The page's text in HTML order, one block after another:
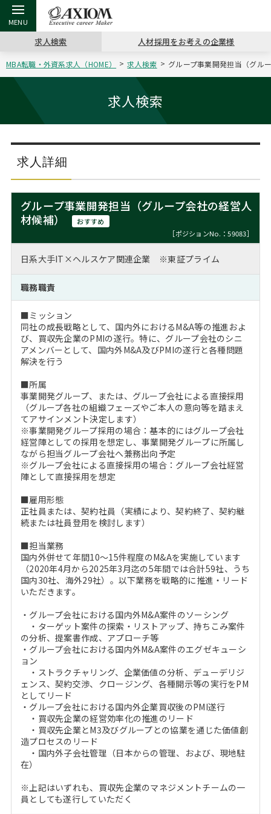
戻る
アクシアムの特長
戻る
コンサ
サービス案内
戻る
キャリ
コンサルタントの紹介
戻る
キャリア支援 TOP
キャリアデザイン講座
（最新求人市場動向）
戻る
MBAの
ステージ別アドバイス
MBAの転職事例
MBA留学生数の推移
戻る
日本か
インターン受入企業一覧
MBAを生かす求人特集
年齢と年収の相関図
戻る
転職ツール TOP
英文レジュメの書き方
戻る
パワー
職務経歴書の書き方
よくある面接Q&A集
戻る
転職コラム TOP
“展”職相談室
転職市場の明日をよめ
転職成功への4つの鍵
注目企業インタビュー
戻る
イベント・セミナー TOP
ジョブフェア
キャリアデザインセミナー
キャリアフォーラム
Career Talk Live
戻る
会社概要 TOP
沿革
主なクライアント
採用情報
ニュースリリース
求人検索 人材採用をお考えの企業様
MBA転職・外資系求人（HOME） 求人検索 グループ事業開発担当（グ
求人検索
求人詳細
グループ事業開発担当（グループ会社の経営人
材候補）
おすすめ
［ポジションNo.：59083］
日系大手IT×ヘルスケア関連企業 ※東証プライム
職務職責
■ミッション
同社の成長戦略として、国内外におけるM&A等の推進およ
び、買収先企業のPMIの遂行。特に、グループ会社のシニ
アメンバーとして、国内外M&A及びPMIの遂行と各種問題
解決を行う
■所属
事業開発グループ、または、グループ会社による直接採用
（グループ各社の組織フェーズやご本人の意向等を踏まえ
てアサインメント決定します）
※事業開発グループ採用の場合：基本的にはグループ会社
経営陣としての採用を想定し、事業開発グループに所属し
ながら担当グループ会社へ兼務出向予定
※グループ会社による直接採用の場合：グループ会社経営
陣として直接採用を想定
■雇用形態
正社員または、契約社員（実績により、契約終了、契約継
続または社員登用を検討します）
■担当業務
国内外併せて年間10～15件程度のM&Aを実施しています
（2020年4月から2025年3月迄の5年間では合計59社、うち
国内30社、海外29社）。以下業務を戦略的に推進・リード
いただきます。
・グループ会社における国内外M&A案件のソーシング
・ターゲット案件の探索・リストアップ、持ちこみ案件
の分析、提案書作成、アプローチ等
・グループ会社における国内外M&A案件のエグゼキューシ
ョン
・ストラクチャリング、企業価値の分析、デューデリジ
ェンス、契約交渉、クロージング、各種開示等の実行をPM
としてリード
・グループ会社における国内外企業買収後のPMI遂行
・買収先企業の経営効率化の推進のリード
・買収先企業とM3及びグループとの協業を通じた価値創
造プロセスのリード
・国内外子会社管理（日本からの管理、および、現地駐
在）
※上記はいずれも、買収先企業のマネジメントチームの一
員としても遂行していただく